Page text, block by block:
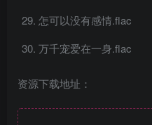
怎可以没有感情.flac
万千宠爱在一身.flac
资源下载地址：